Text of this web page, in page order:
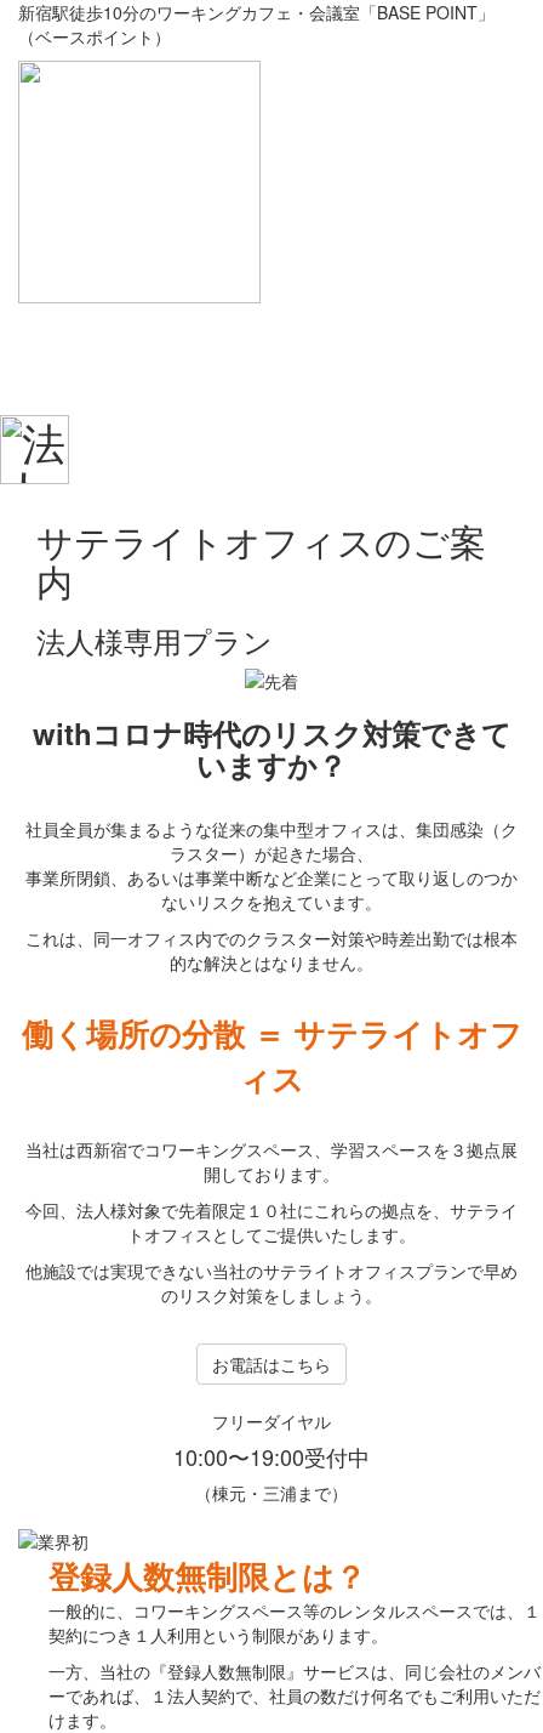
新宿駅徒歩10分のワーキングカフェ・会議室「BASE POINT」
（ベースポイント）
サテライトオフィスのご案
内
法人様専用プラン
withコロナ時代のリスク対策できて
いますか？
社員全員が集まるような従来の集中型オフィスは、集団感染（ク
ラスター）が起きた場合、
事業所閉鎖、あるいは事業中断など企業にとって取り返しのつか
ないリスクを抱えています。
これは、同一オフィス内でのクラスター対策や時差出勤では根本
的な解決とはなりません。
働く場所の分散 ＝ サテライトオフ
ィス
当社は西新宿でコワーキングスペース、学習スペースを３拠点展
開しております。
今回、法人様対象で先着限定１０社にこれらの拠点を、サテライ
トオフィスとしてご提供いたします。
他施設では実現できない当社のサテライトオフィスプランで早め
のリスク対策をしましょう。
お電話はこちら
フリーダイヤル
10:00〜19:00受付中
（棟元・三浦まで）
登録人数無制限とは？
一般的に、コワーキングスペース等のレンタルスペースでは、１
契約につき１人利用という制限があります。
一方、当社の『登録人数無制限』サービスは、同じ会社のメンバ
ーであれば、１法人契約で、社員の数だけ何名でもご利用いただ
けます。